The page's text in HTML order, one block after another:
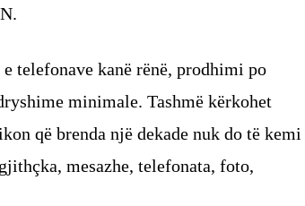
telefonave kanë rënë, prodhimi po
minimale. Tashmë kërkohet
që brenda një dekade nuk do të kemi
mesazhe, telefonata, foto,